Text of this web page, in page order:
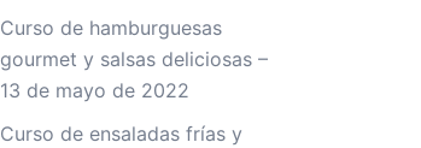
Curso de hamburguesas
gourmet y salsas deliciosas –
13 de mayo de 2022
Curso de ensaladas frías y